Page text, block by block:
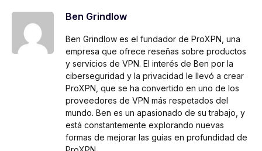
Ben Grindlow
Ben Grindlow es el fundador de ProXPN, una
empresa que ofrece reseñas sobre productos
y servicios de VPN. El interés de Ben por la
ciberseguridad y la privacidad le llevó a crear
ProXPN, que se ha convertido en uno de los
proveedores de VPN más respetados del
mundo. Ben es un apasionado de su trabajo, y
está constantemente explorando nuevas
formas de mejorar las guías en profundidad de